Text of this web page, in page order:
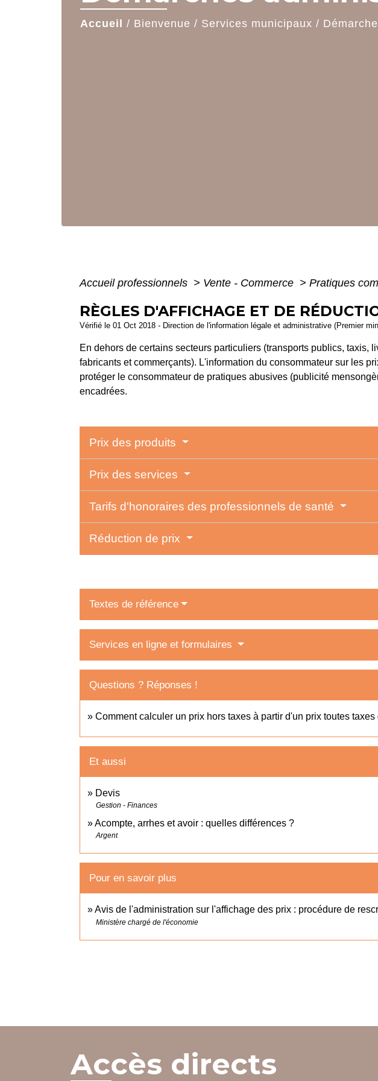
Accueil / Bienvenue / Services municipaux /
Accueil professionnels > Vente - Commerce > Pratiques
RÈGLES D'AFFICHAGE ET DE
Vérifié le 01 Oct 2018 - Direction de l'information légale et administrative (Premier
En dehors de certains secteurs particuliers (transports publics, taxis,
fabricants et commerçants). L'information du consommateur sur les
protéger le consommateur de pratiques abusives (publicité
encadrées.
Prix des produits
Prix des services
Tarifs d'honoraires des professionnels de santé
Réduction de prix
Textes de référence
Services en ligne et formulaires
Questions ? Réponses !
Comment calculer un prix hors taxes à partir d'un prix toutes taxes
Et aussi
Devis
Gestion - Finances
Acompte, arrhes et avoir : quelles différences ?
Argent
Pour en savoir plus
Avis de l'administration sur l'affichage des prix : procédure de
Ministère chargé de l'économie
Accès directs